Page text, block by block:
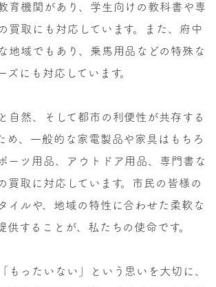
育機関があり、学生向けの教科書や専
買取にも対応しています。また、府中
地域でもあり、乗馬用品などの特殊な
ズにも対応しています。
自然、そして都市の利便性が共存する
め、一般的な家電製品や家具はもちろ
ーツ用品、アウトドア用品、専門書な
買取に対応しています。市民の皆様の
イルや、地域の特性に合わせた柔軟な
供することが、私たちの使命です。
もったいない」という思いを大切に、